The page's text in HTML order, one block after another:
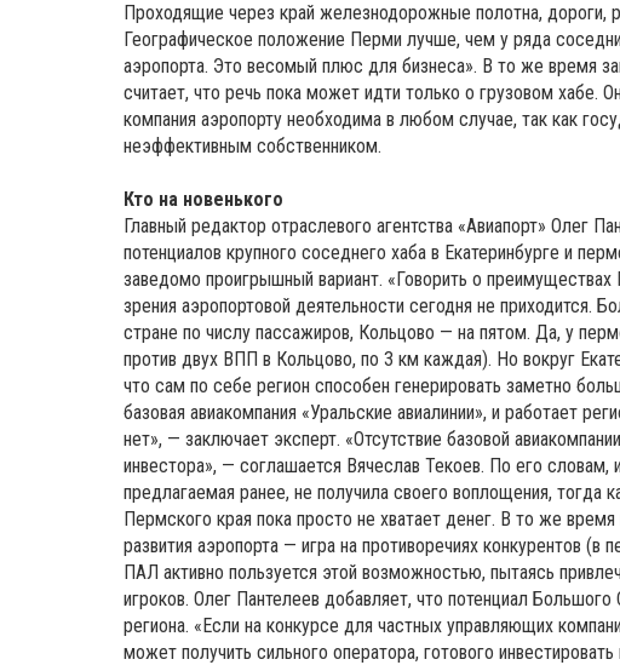
Проходящие через край железнодорожные полотна, дороги,
Географическое положение Перми лучше, чем у ряда
аэропорта. Это весомый плюс для бизнеса». В то же время
считает, что речь пока может идти только о грузовом хабе.
компания аэропорту необходима в любом случае, так как
неэффективным собственником.
Кто на новенького
Главный редактор отраслевого агентства «Авиапорт» Олег
потенциалов крупного соседнего хаба в Екатеринбурге и
заведомо проигрышный вариант. «Говорить о преимуществах
зрения аэропортовой деятельности сегодня не приходится.
стране по числу пассажиров, Кольцово — на пятом. Да, у
против двух ВПП в Кольцово, по 3 км каждая). Но вокруг
что сам по себе регион способен генерировать заметно
базовая авиакомпания «Уральские авиалинии», и работает
нет», — заключает эксперт. «Отсутствие базовой
инвестора», — соглашается Вячеслав Текоев. По его словам,
предлагаемая ранее, не получила своего воплощения, тогда
Пермского края пока просто не хватает денег. В то же
развития аэропорта — игра на противоречиях конкурентов
ПАЛ активно пользуется этой возможностью, пытаясь
игроков. Олег Пантелеев добавляет, что потенциал Большого
региона. «Если на конкурсе для частных управляющих
может получить сильного оператора, готового